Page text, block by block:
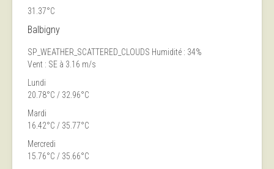
31.37°C
Balbigny
SP_WEATHER_SCATTERED_CLOUDS Humidité : 34%
Vent : SE à 3.16 m/s
Lundi
20.78°C / 32.96°C
Mardi
16.42°C / 35.77°C
Mercredi
15.76°C / 35.66°C